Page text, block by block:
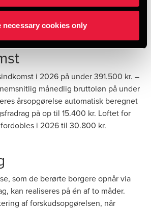
necessary cookies only
kommuner - kan bruge
i 2026 på under 391.500 kr. –
månedlig bruttoløn på under
årsopgørelse automatisk beregnet
på op til 15.400 kr. Loftet for
i 2026 til 30.800 kr.
som de berørte borgere opnår via
kan realiseres på én af to måder.
af forskudsopgørelsen, når